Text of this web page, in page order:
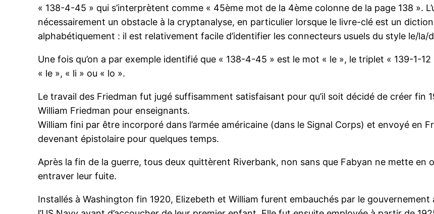
« 138-4-45 » qui s’interprètent comme « 45ème mot de la 4ème colonne de la page 138 ».
nécessairement un obstacle à la cryptanalyse, en particulier lorsque le livre-clé est un
alphabétiquement : il est relativement facile d’identifier les connecteurs usuels du style le/
Une fois qu’on a par exemple identifié que « 138-4-45 » est le mot « le », le triplet « 139-1-
« le », « li » ou « lo ».
Le travail des Friedman fut jugé suffisamment satisfaisant pour qu’il soit décidé de créer fin
William Friedman pour enseignants.
William fini par être incorporé dans l’armée américaine (dans le Signal Corps) et envoyé en
devenant épistolaire pour quelques temps.
Après la fin de la guerre, tous deux quittèrent Riverbank, non sans que Fabyan ne mette en
entraver leur fuite.
Installés à Washington fin 1920, Elizebeth et William furent embauchés par le